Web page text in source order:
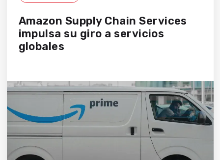
Amazon Supply Chain Services
impulsa su giro a servicios
globales